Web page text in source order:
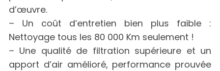
d’œuvre.
– Un coût d’entretien bien plus faible :
Nettoyage tous les 80 000 Km seulement !
– Une qualité de filtration supérieure et un
apport d’air amélioré, performance prouvée